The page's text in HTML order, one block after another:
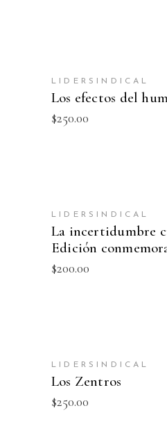
LIDERSINDICAL
Los efectos del
$250.00
NEW
LIDERSINDICAL
La incertidumbre
Edición
$200.00
LIDERSINDICAL
Los Zentros
$250.00